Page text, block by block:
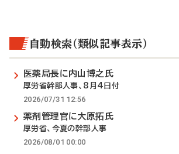
自動検索（類似記事表示）
医薬局長に内山博之氏
厚労省幹部人事、8月4日付
2026/07/31 12:56
薬剤管理官に大原拓氏
厚労省、今夏の幹部人事
2026/08/01 00:00